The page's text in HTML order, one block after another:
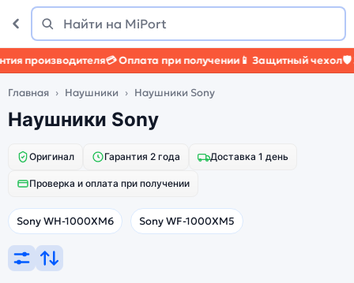
Поиск
Найти
производителя💳 Оплата при получении📱 Защитный чехол🛡️
Главная Наушники Наушники Sony
Наушники Sony
Оригинал Гарантия 2 года Доставка 1 день
Проверка и оплата при получении
Sony WH-1000XM6 Sony WF-1000XM5